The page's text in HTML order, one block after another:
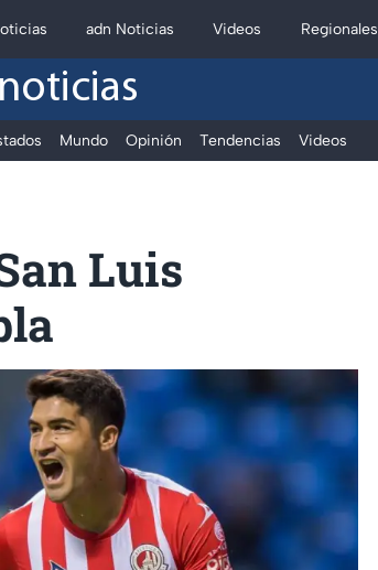
adn Noticias Videos Regionales
noticias
Mundo Opinión Tendencias Videos
Luis